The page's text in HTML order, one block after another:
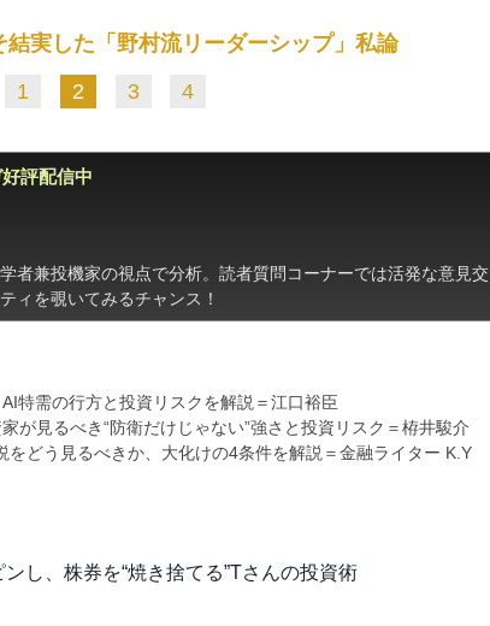
結実した「野村流リーダーシップ」私論
1
2 3 4
評配信中
者兼投機家の視点で分析。読者質問コーナーでは活発な意見交
ィを覗いてみるチャンス！
特需の行方と投資リスクを解説＝江口裕臣
が見るべき“防衛だけじゃない”強さと投資リスク＝栫井駿介
どう見るべきか、大化けの4条件を解説＝金融ライター K.Y
し、株券を“焼き捨てる”Tさんの投資術